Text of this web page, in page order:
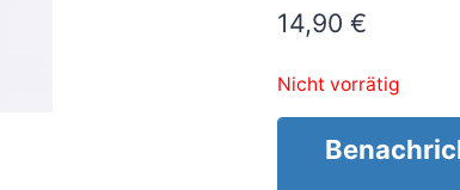
14,90 €
Nicht vorrätig